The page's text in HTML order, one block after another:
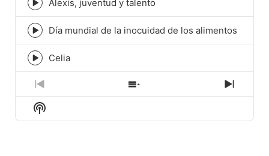
Episode
play
icon
Alexis, juventud y talento
Episode
play
icon
Día mundial de la inocuidad de los alimentos
Episode
play
icon
Celia
Previous
Episode
Show
Episodes
Next
Show
Podcast